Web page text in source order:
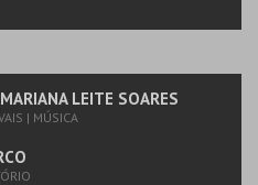
LEITE SOARES
| MÚSICA